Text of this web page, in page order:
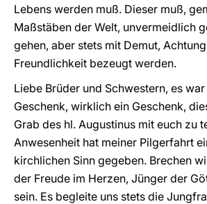
Lebens werden muß. Dieser muß,
Maßstäben der Welt, unvermeidlich
gehen, aber stets mit Demut,
Freundlichkeit bezeugt werden.
Liebe Brüder und Schwestern, es
Geschenk, wirklich ein Geschenk,
Grab des hl. Augustinus mit euch zu
Anwesenheit hat meiner Pilgerfahrt
kirchlichen Sinn gegeben. Brechen
der Freude im Herzen, Jünger der
sein. Es begleite uns stets die